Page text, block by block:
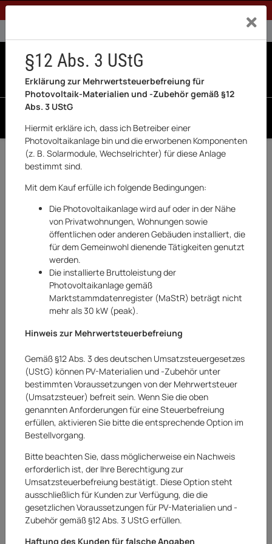
1% Rabatt bei Banküberweisung (Privatkunden)Exklusiv
Zurück HVB
BYD Speicherpaket Batteriespeicher 23,76
kWh HVB
Art.Nr.: 20252619AR
7.078,00 €
§12 Abs. 3 UStG
Erklärung zur Mehrwertsteuerbefreiung für
Photovoltaik-Materialien und -Zubehör gemäß §12
Abs. 3 UStG
Hiermit erkläre ich, dass ich Betreiber einer
Photovoltaikanlage bin und die erworbenen Komponenten
(z. B. Solarmodule, Wechselrichter) für diese Anlage
bestimmt sind.
Mit dem Kauf erfülle ich folgende Bedingungen:
Die Photovoltaikanlage wird auf oder in der Nähe
von Privatwohnungen, Wohnungen sowie
öffentlichen oder anderen Gebäuden installiert, die
für dem Gemeinwohl dienende Tätigkeiten genutzt
werden.
Die installierte Bruttoleistung der
Photovoltaikanlage gemäß
Marktstammdatenregister (MaStR) beträgt nicht
mehr als 30 kW (peak).
Hinweis zur Mehrwertsteuerbefreiung
Gemäß §12 Abs. 3 des deutschen Umsatzsteuergesetzes
(UStG) können PV-Materialien und -Zubehör unter
bestimmten Voraussetzungen von der Mehrwertsteuer
(Umsatzsteuer) befreit sein. Wenn Sie die oben
genannten Anforderungen für eine Steuerbefreiung
erfüllen, aktivieren Sie bitte die entsprechende Option im
Bestellvorgang.
Bitte beachten Sie, dass möglicherweise ein Nachweis
erforderlich ist, der Ihre Berechtigung zur
Umsatzsteuerbefreiung bestätigt. Diese Option steht
ausschließlich für Kunden zur Verfügung, die die
gesetzlichen Voraussetzungen für PV-Materialien und -
Zubehör gemäß §12 Abs. 3 UStG erfüllen.
Haftung des Kunden für falsche Angaben